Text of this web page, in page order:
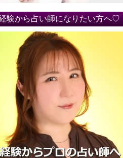
験から占い師になりたい方へ♡